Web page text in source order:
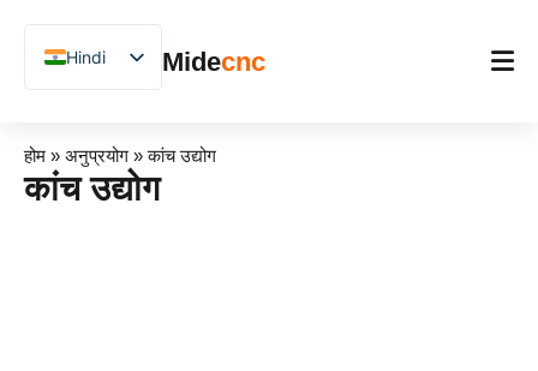
容
Midecnc
होम
उत्पाद
Hindi
English
Vietnamese
होम » अनुप्रयोग »कांच उद्योग
कांच उद्योग